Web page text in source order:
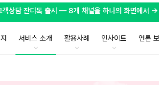
객상담 잔디톡 출시 — 8개 채널을 하나의 화면에서 →
서비스 소개 활용사례 인사이트 언론